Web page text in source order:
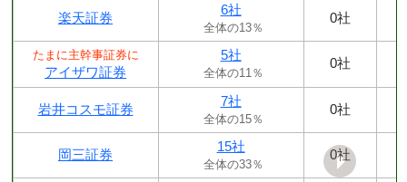
楽天証券
6社
全体の13％
0社
たまに主幹事証券に
アイザワ証券
5社
全体の11％
0社
岩井コスモ証券
7社
全体の15％
0社
岡三証券
15社
全体の33％
0社